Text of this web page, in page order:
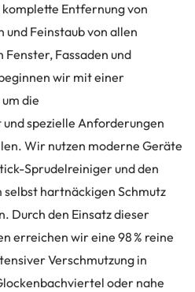
Entfernung von
und Feinstaub von allen
Fassaden und
wir mit einer
die
spezielle Anforderungen
Wir nutzen moderne Geräte
Sprudelreiniger und den
selbst hartnäckigen Schmutz
Durch den Einsatz dieser
erreichen wir eine 98 % reine
Verschmutzung in
oder nahe